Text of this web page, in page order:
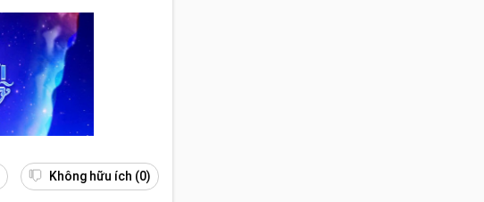
Không hữu ích (0)